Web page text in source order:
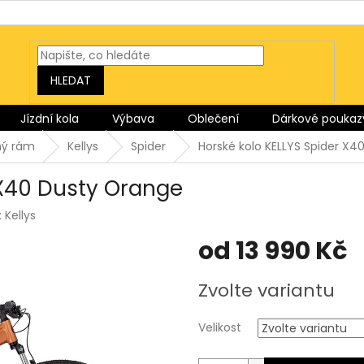
HLEDAT
Jízdní kola Výbava Oblečení Dárkové
rám
Kellys Spider Horské kolo KELLYS Spider
Dusty Orange
Kellys
od 13 990 Kč
cena:
Zvolte variantu
Velikost